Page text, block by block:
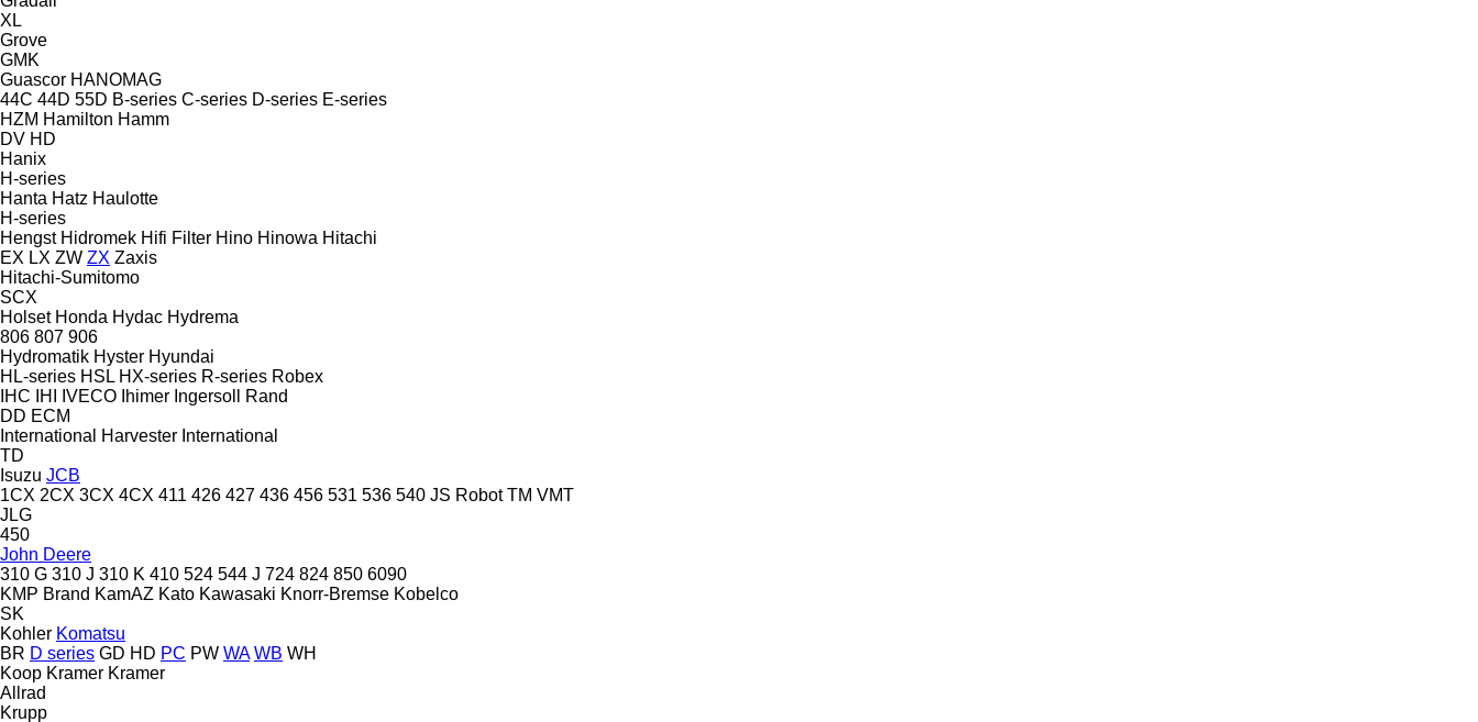
XL
Grove
GMK
Guascor HANOMAG
44C 44D 55D B-series C-series D-series E-series
HZM Hamilton Hamm
DV HD
Hanix
H-series
Hanta Hatz Haulotte
H-series
Hengst Hidromek Hifi Filter Hino Hinowa Hitachi
EX LX ZW ZX Zaxis
Hitachi-Sumitomo
SCX
Holset Honda Hydac Hydrema
806 807 906
Hydromatik Hyster Hyundai
HL-series HSL HX-series R-series Robex
IHC
IHI IVECO Ihimer Ingersoll Rand
DD ECM
International Harvester International
TD
Isuzu JCB
1CX 2CX 3CX 4CX 411 426 427 436 456 531 536 540 JS Robot TM VMT
JLG
450
John Deere
310 G 310 J 310 K 410 524 544 J 724 824 850 6090
KMP Brand KamAZ Kato Kawasaki Knorr-Bremse Kobelco
SK
Kohler Komatsu
BR D series GD HD PC PW WA WB WH
Koop Kramer Kramer
Allrad
Krupp